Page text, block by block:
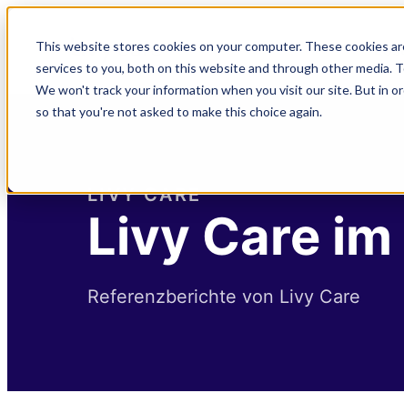
This website stores cookies on your computer. These cookies
services to you, both on this website and through other media.
We won't track your information when you visit our site. But in
so that you're not asked to make this choice again.
LIVY CARE
Livy Care
Referenzberichte von Livy Care